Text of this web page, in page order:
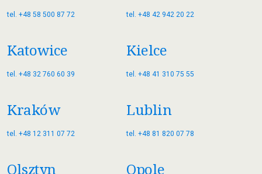
tel. +48 58 500 87 72 tel. +48 42 942 20 22
Katowice
tel. +48 32 760 60 39
Kielce
tel. +48 41 310 75 55
Kraków
tel. +48 12 311 07 72
Lublin
tel. +48 81 820 07 78
Olsztyn Opole